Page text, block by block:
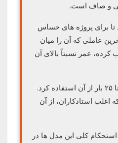
و صاف است.
برای پروژه های حساس
عاملی که آن را میان
کرده، عمر نسبتاً بالای آن
به گونه ای که می توان تا ۲۵ بار از آن استفاده کرد.
استادکاران، از آن
استحکام کلی این مدل ها در